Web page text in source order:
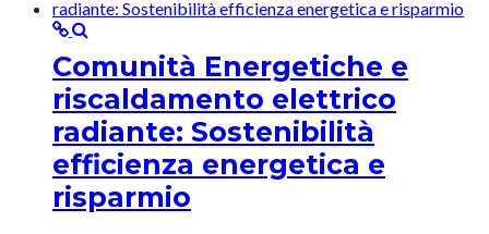
Comunità Energetiche e
riscaldamento elettrico
radiante: Sostenibilità
efficienza energetica e
risparmio